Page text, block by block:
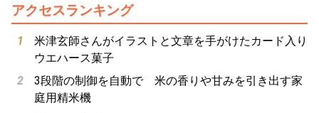
アクセスランキング
米津玄師さんがイラストと文章を手がけたカード入り
ウエハース菓子
3段階の制御を自動で 米の香りや甘みを引き出す家
庭用精米機